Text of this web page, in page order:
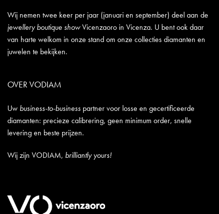
Wij nemen twee keer per jaar (januari en september) deel aan de
jewellery boutique showVicenzaoro in Vicenza. U bent ook daar
van harte welkom in onze stand om onze collecties diamanten en
juwelen te bekijken.
OVER VODIAM
Uw business-to-business partner voor losse en gecertificeerde
diamanten: precieze calibrering, geen minimum order, snelle
levering en beste prijzen.
Wij zijn VODIAM, brilliantly yours!